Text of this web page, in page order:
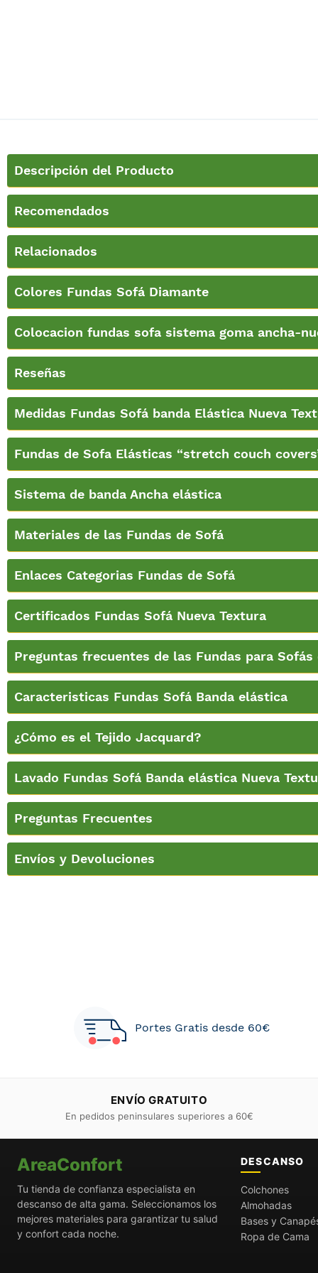
Descripción del Producto
Recomendados
Relacionados
Colores Fundas Sofá Diamante
Colocacion fundas sofa sistema goma ancha-
Reseñas
Medidas Fundas Sofá banda Elástica Nueva
Fundas de Sofa Elásticas “stretch couch
Sistema de banda Ancha elástica
Materiales de las Fundas de Sofá
Enlaces Categorias Fundas de Sofá
Certificados Fundas Sofá Nueva Textura
Preguntas frecuentes de las Fundas para Sofás
Caracteristicas Fundas Sofá Banda elástica
¿Cómo es el Tejido Jacquard?
Lavado Fundas Sofá Banda elástica Nueva
Preguntas Frecuentes
Envíos y Devoluciones
Portes Gratis desde 60€
ENVÍO GRATUITO
En pedidos peninsulares superiores a 60€
AreaConfort
Tu tienda de confianza especialista en
descanso de alta gama. Seleccionamos los
mejores materiales para garantizar tu salud
y confort cada noche.
DESCANSO
Colchones
Almohadas
Bases y
Ropa de Cama